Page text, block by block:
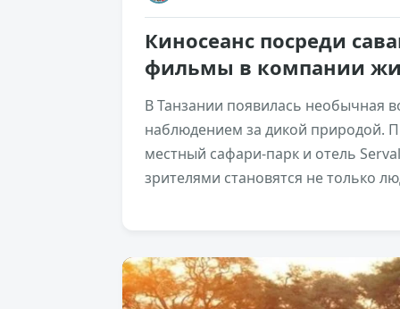
Киносеанс посреди
фильмы в компании
В Танзании появилась необычная
наблюдением за дикой природой.
местный сафари-парк и отель
зрителями становятся не только